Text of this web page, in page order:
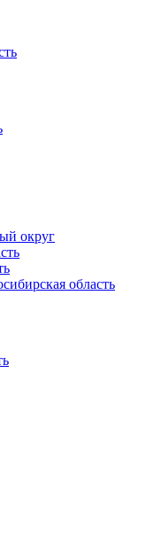
округ
область